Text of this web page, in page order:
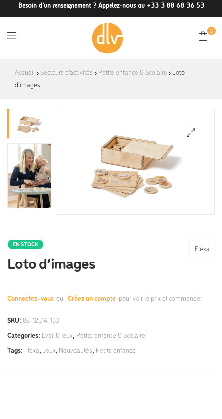
Besoin d'un renseignement ? Appelez-nous au +33 3 88 68 36 53
DLV-
0
Accueil Secteurs d'activités Petite enfance & Scolaire
Loto
d’images
Flexa
EN STOCK
Loto d’images
Connectez-vous ou Créez un compte pour voir le prix et commander.
SKU: 88-12514-150
Categories: Éveil & jeux, Petite enfance & Scolaire
Tags: Flexa, Jeux, Nouveautés, Petite enfance